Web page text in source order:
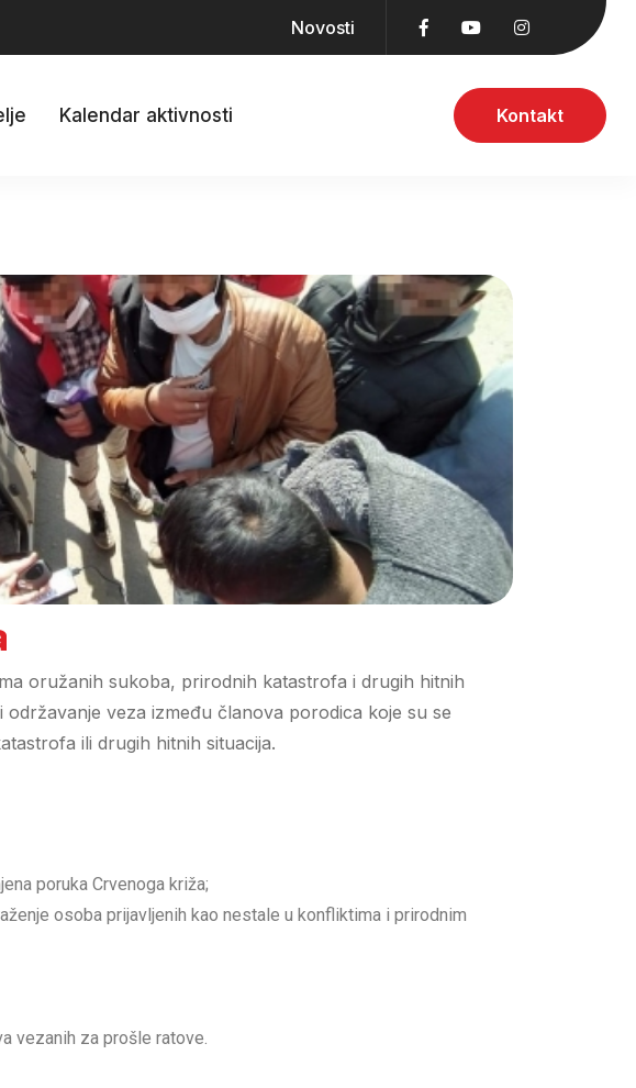
Novosti
Kalendar aktivnosti Kontakt
oružanih sukoba, prirodnih katastrofa i drugih hitnih
održavanje veza između članova porodica koje su se
ili drugih hitnih situacija.
poruka Crvenoga križa;
osoba prijavljenih kao nestale u konfliktima i prirodnim
vezanih za prošle ratove.